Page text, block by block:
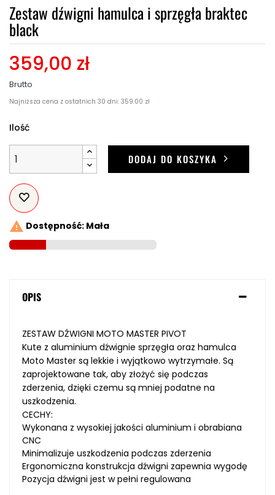
Zestaw dźwigni hamulca i sprzęgła braktec
black
359,00 zł
Brutto
Najniższa cena z ostatnich 30 dni: 359.00 zł
Ilość
DODAJ DO KOSZYKA
 Dostępność: Mała
OPIS
ZESTAW DŹWIGNI MOTO MASTER PIVOT
Kute z aluminium dźwignie sprzęgła oraz hamulca
Moto Master są lekkie i wyjątkowo wytrzymałe. Są
zaprojektowane tak, aby złożyć się podczas
zderzenia, dzięki czemu są mniej podatne na
uszkodzenia.
CECHY:
Wykonana z wysokiej jakości aluminium i obrabiana
CNC
Minimalizuje uszkodzenia podczas zderzenia
Ergonomiczna konstrukcja dźwigni zapewnia wygodę
Pozycja dźwigni jest w pełni regulowana